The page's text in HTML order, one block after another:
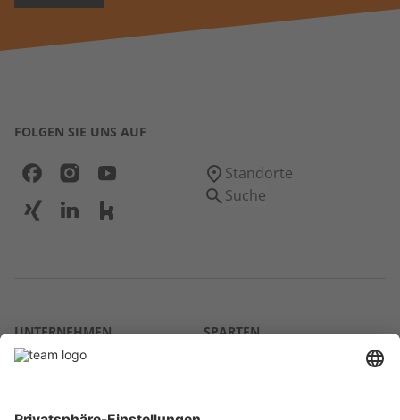
FOLGEN SIE UNS AUF
Standorte
Suche
UNTERNEHMEN
Über uns
Karriere
SPARTEN